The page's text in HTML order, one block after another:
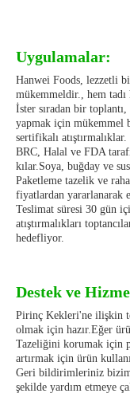
Uygulamalar:
Hanwei Foods, lezzetli
mükemmeldir., hem tadı
İster sıradan bir
yapmak için mükemmel
sertifikalı atıştırmalıklar.
BRC, Halal ve FDA
kılar.Soya, buğday ve
Paketleme tazelik ve
fiyatlardan yararlanarak
Teslimat süresi 30 gün
atıştırmalıkları
hedefliyor.
Destek ve
Pirinç Kekleri'ne ilişkin
olmak için hazır.Eğer
Tazeliğini korumak için
artırmak için ürün
Geri bildirimleriniz bizim
şekilde yardım etmeye